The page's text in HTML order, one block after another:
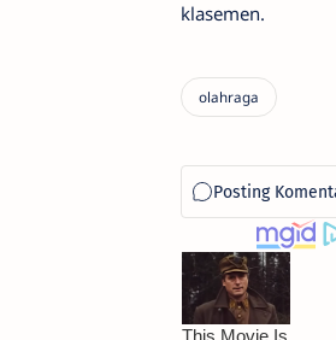
klasemen.